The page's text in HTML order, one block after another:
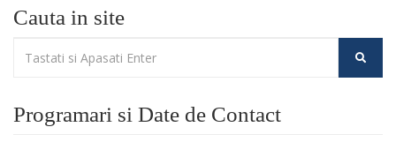
Cauta in site
Programari si Date de Contact